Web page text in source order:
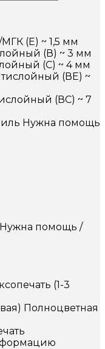
(Е) ~ 1,5 мм
(В) ~ 3 мм
(С) ~ 4 мм
(ВЕ) ~
(ВС) ~ 7
Нужна помощь
Нужна помощь /
(1-3
Полноцветная